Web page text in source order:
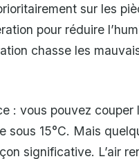
sur les
pour réduire
chasse les
: vous pouvez
sous 15°C. Mais
significative. L’air